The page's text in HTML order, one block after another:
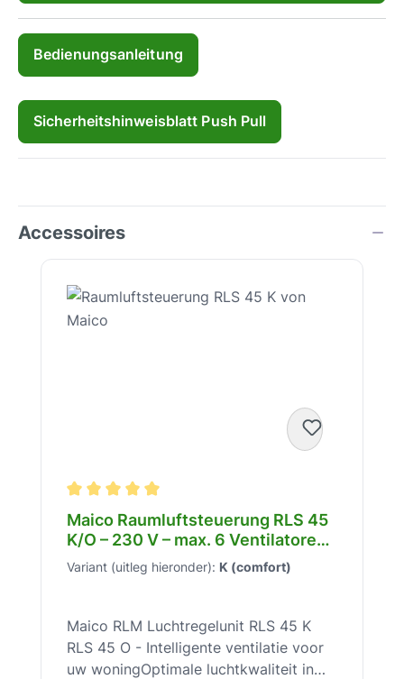
Bedienungsanleitung
Sicherheitshinweisblatt Push Pull
Accessoires
Productgalerij overslaan
Gemiddelde waardering van 5 van 5 sterren
Maico Raumluftsteuerung RLS 45
K/O – 230 V – max. 6 Ventilatoren
– 80x80x49 mm – Unterputz
Wand – Sensorautomatik –
Variant (uitleg hieronder): K (comfort)
Maico RLM Luchtregelunit RLS 45 K
RLS 45 O - Intelligente ventilatie voor
uw woningOptimale luchtkwaliteit in